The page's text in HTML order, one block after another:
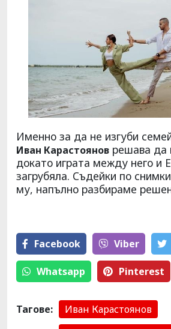
Именно за да не изгуби
Иван Карастоянов решава да
докато играта между него и
загрубяла. Съдейки по
му, напълно разбираме
Facebook Viber
Whatsapp Pinterest
Тагове:
Иван Карастоянов